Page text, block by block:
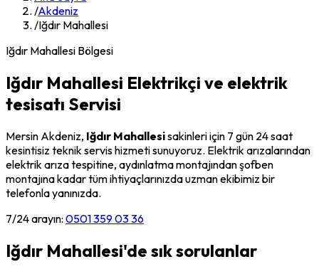
/Akdeniz
/Iğdır Mahallesi
Iğdır Mahallesi Bölgesi
Iğdır Mahallesi Elektrikçi ve elektrik
tesisatı Servisi
Mersin Akdeniz, Iğdır Mahallesisakinleri için 7 gün 24 saat
kesintisiz teknik servis hizmeti sunuyoruz. Elektrik arızalarından
elektrik arıza tespitine, aydınlatma montajından şofben
montajına kadar tüm ihtiyaçlarınızda uzman ekibimiz bir
telefonla yanınızda.
7/24 arayın: 0501 359 03 36
Iğdır Mahallesi'de sık sorulanlar